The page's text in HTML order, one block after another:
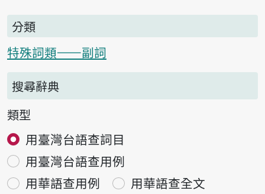
分類
特殊詞類——副詞
搜尋辭典
類型
用臺灣台語查詞目
用臺灣台語查用例
用華語查用例
用華語查全文